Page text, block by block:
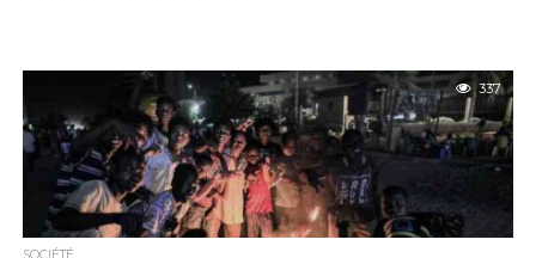
337